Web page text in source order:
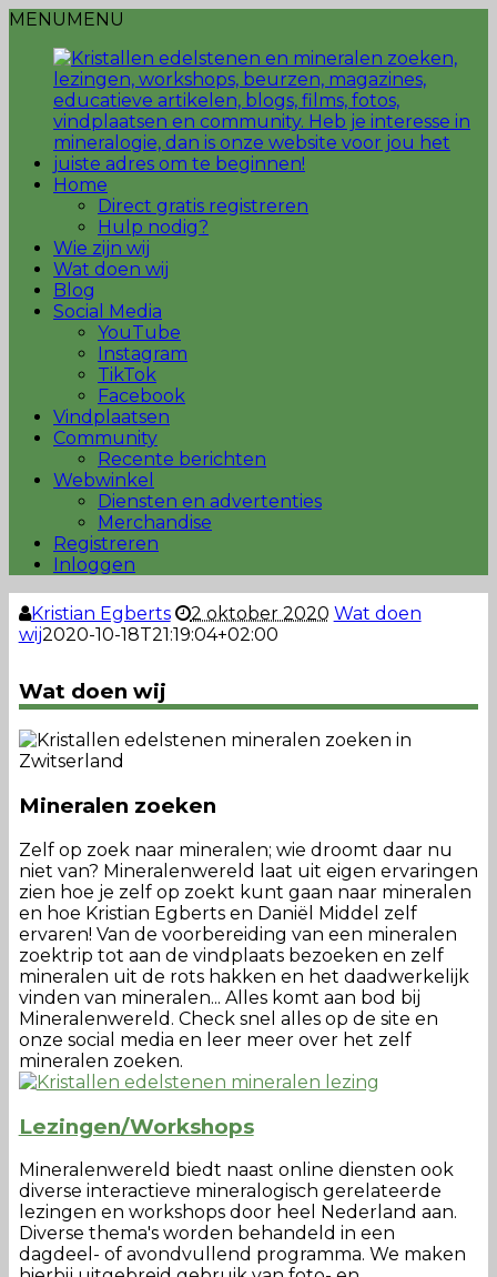
MENUMENU
Home
Direct gratis registreren
Hulp nodig?
Wie zijn wij
Wat doen wij
Blog
Social Media
YouTube
Instagram
TikTok
Facebook
Vindplaatsen
Community
Recente berichten
Webwinkel
Diensten en advertenties
Merchandise
Registreren
Inloggen
Kristian Egberts 2 oktober 2020 Wat doen
wij2020-10-18T21:19:04+02:00
Wat doen wij
Mineralen zoeken
Zelf op zoek naar mineralen; wie droomt daar nu
niet van? Mineralenwereld laat uit eigen ervaringen
zien hoe je zelf op zoekt kunt gaan naar mineralen
en hoe Kristian Egberts en Daniël Middel zelf
ervaren! Van de voorbereiding van een mineralen
zoektrip tot aan de vindplaats bezoeken en zelf
mineralen uit de rots hakken en het daadwerkelijk
vinden van mineralen... Alles komt aan bod bij
Mineralenwereld. Check snel alles op de site en
onze social media en leer meer over het zelf
mineralen zoeken.
Lezingen/Workshops
Mineralenwereld biedt naast online diensten ook
diverse interactieve mineralogisch gerelateerde
lezingen en workshops door heel Nederland aan.
Diverse thema's worden behandeld in een
dagdeel- of avondvullend programma. We maken